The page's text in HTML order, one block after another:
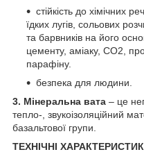
стійкість до хімічних
їдких лугів, сольових
та барвників на його
цементу, аміаку, СО2,
парафіну.
безпека для людини.
3. Мінеральна вата – це
тепло-, звукоізоляційний
базальтової групи.
ТЕХНІЧНІ